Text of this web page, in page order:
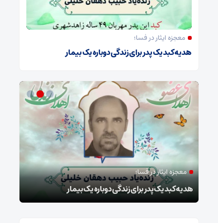
معجزه ایثار در فسا؛
هدیه کبد یک پدر برای زندگی دوباره یک بیمار
معجزه ایثار در فسا؛
هدیه کبد یک پدر برای زندگی دوباره یک بیمار